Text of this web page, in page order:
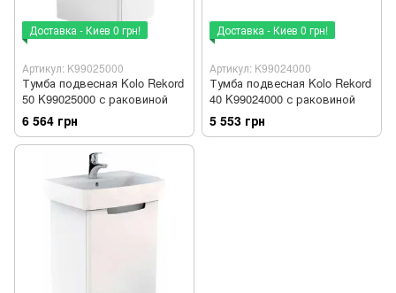
Доставка - Киев 0 грн!
Артикул: K99025000
Тумба подвесная Kolo Rekord
50 K99025000 с раковиной
6 564 грн
Доставка - Киев 0 грн!
Артикул: K99024000
Тумба подвесная Kolo Rekord
40 K99024000 с раковиной
5 553 грн